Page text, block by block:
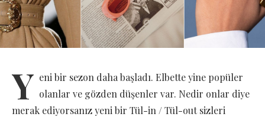
Y eni bir sezon daha başladı. Elbette yine popüler
olanlar ve gözden düşenler var. Nedir onlar diye
merak ediyorsanız yeni bir Tül-in / Tül-out sizleri